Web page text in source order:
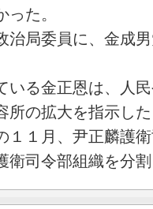
た。
治局委員に、金成
いる金正恩は、人
所の拡大を指示し
１１月、尹正麟護
衛司令部組織を分